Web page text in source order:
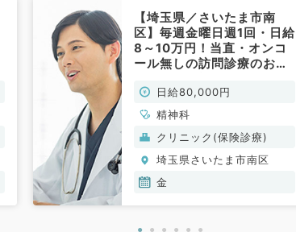
【埼玉県／さいたま市南
区】毎週金曜日週1回・日給
8～10万円！当直・オンコ
ール無しの訪問診療のお仕
日給80,000円
精神科
クリニック(保険診療)
埼玉県さいたま市南区
金